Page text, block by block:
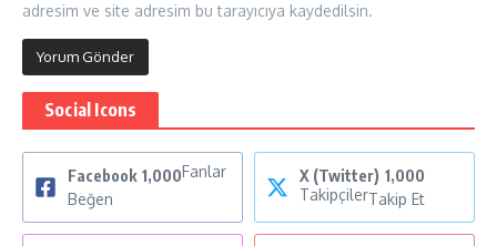
adresim ve site adresim bu tarayıcıya kaydedilsin.
Social Icons
Facebook 1,000Fanlar
Beğen
X (Twitter) 1,000
TakipçilerTakip Et